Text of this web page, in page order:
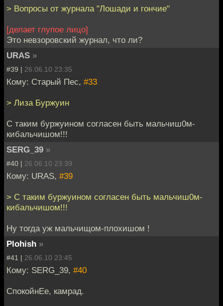
> Вопросы от журнала "Лошади и гончие"
[делает глупое лицо]
Это невзоровский журнал, что ли?
URAS »
#39 | 26.06.10 23:35
Кому: Старый Пес, #33
> Лиза Буржуин
С таким буржуином согласен быть мальчиш0м-
кибальчишом!!!
SERG_39 »
#40 | 26.06.10 23:39
Кому: URAS, #39
> С таким буржуином согласен быть мальчиш0м-
кибальчишом!!!
Ну тогда уж мальчищом-плохишом !
Plohish »
#41 | 26.06.10 23:45
Кому: SERG_39, #40
CпокойнЕе, камрад.